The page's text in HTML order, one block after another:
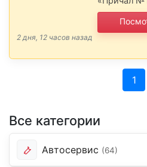
Все категории
Автосервис (64)
опытом
2 дня, 12 часов назад
1